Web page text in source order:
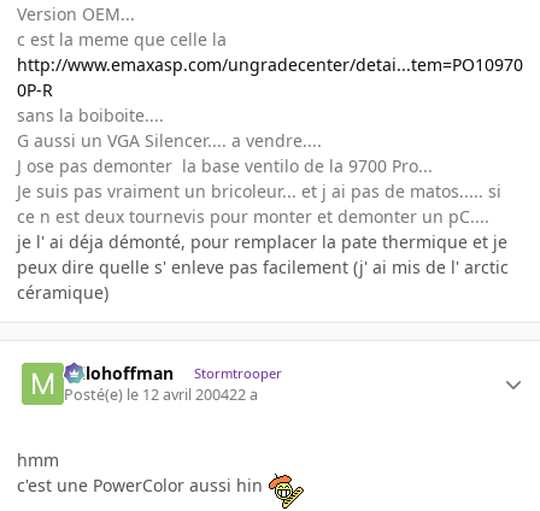
Version OEM...
c est la meme que celle la
http://www.emaxasp.com/ungradecenter/detai...tem=PO10970
0P-R
sans la boiboite....
G aussi un VGA Silencer.... a vendre....
J ose pas demonter la base ventilo de la 9700 Pro...
Je suis pas vraiment un bricoleur... et j ai pas de matos..... si
ce n est deux tournevis pour monter et demonter un pC....
je l' ai déja démonté, pour remplacer la pate thermique et je
peux dire quelle s' enleve pas facilement (j' ai mis de l' arctic
céramique)
milohoffman Stormtrooper
Posté(e) le 12 avril 200422 a
hmm
c'est une PowerColor aussi hin